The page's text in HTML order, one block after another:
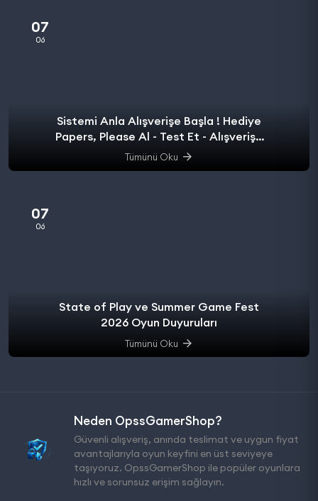
07
06
Sistemi Anla Alışverişe Başla ! Hediye
Papers, Please Al - Test Et - Alışverişe
başla.
Tümünü Oku
07
06
State of Play ve Summer Game Fest
2026 Oyun Duyuruları
Tümünü Oku
Neden OpssGamerShop?
Güvenli alışveriş, anında teslimat ve uygun fiyat
avantajlarıyla oyun keyfini en üst seviyeye
taşıyoruz. OpssGamerShop ile popüler oyunlara
hızlı ve sorunsuz erişim sağlayın.